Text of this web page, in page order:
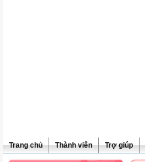
Trang chủ Thành viên Trợ giúp